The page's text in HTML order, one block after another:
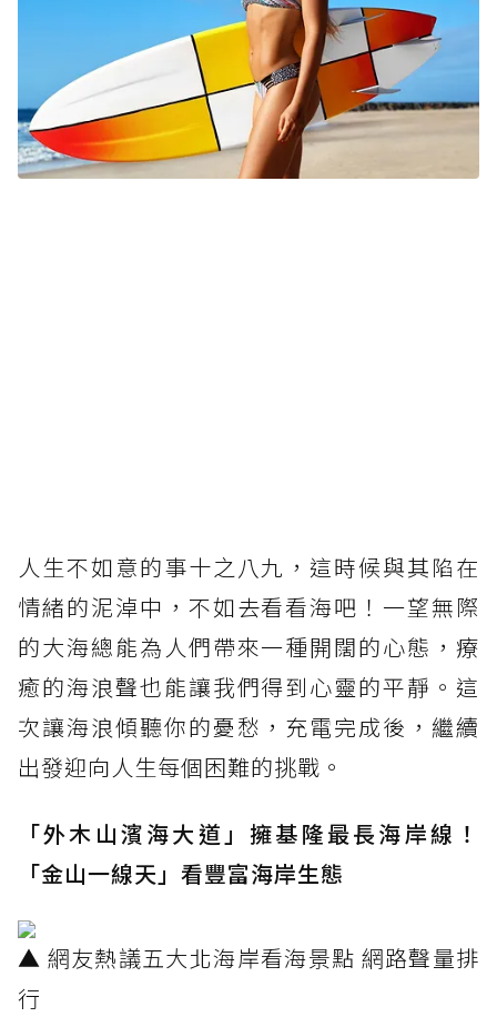
人生不如意的事十之八九，這時候與其陷在
情緒的泥淖中，不如去看看海吧！一望無際
的大海總能為人們帶來一種開闊的心態，療
癒的海浪聲也能讓我們得到心靈的平靜。這
次讓海浪傾聽你的憂愁，充電完成後，繼續
出發迎向人生每個困難的挑戰。
「外木山濱海大道」擁基隆最長海岸線！
「金山一線天」看豐富海岸生態
▲ 網友熱議五大北海岸看海景點 網路聲量排
行